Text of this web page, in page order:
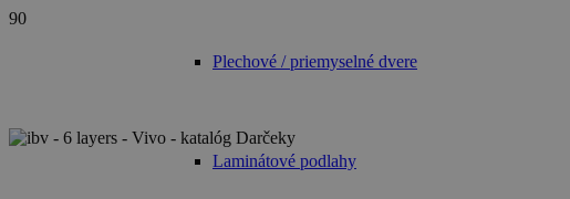
Plechové / priemyselné dvere
Laminátové podlahy